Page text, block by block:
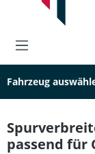
Fahrzeug
passend für